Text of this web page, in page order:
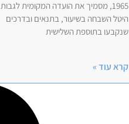
1965, מסמיך את הועדה המקומית לגבות
היטל השבחה בשיעור, בתנאים ובדרכים
שנקבעו בתוספת השלישית
קרא עוד »